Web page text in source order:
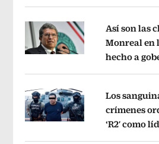
Opens in new window
Así son las
Monreal en
hecho a
Opens in new window
Los
crímenes
‘R2′ como